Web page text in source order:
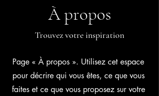
À propos
Trouvez votre inspiration
Page « À propos ». Utilisez cet espace
pour décrire qui vous êtes, ce que vous
faites et ce que vous proposez sur votre